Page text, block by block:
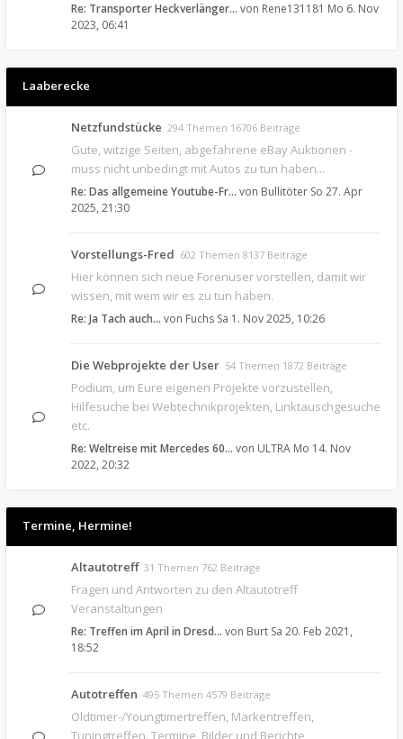
Re: Transporter Heckverlänger… von Rene131181 Mo 6. Nov
2023, 06:41
Laaberecke
Netzfundstücke 294 Themen 16706 Beiträge
Gute, witzige Seiten, abgefahrene eBay Auktionen -
muss nicht unbedingt mit Autos zu tun haben...
Re: Das allgemeine Youtube-Fr… von Bullitöter So 27. Apr
2025, 21:30
Vorstellungs-Fred 602 Themen 8137 Beiträge
Hier können sich neue Forenuser vorstellen, damit wir
wissen, mit wem wir es zu tun haben.
Re: Ja Tach auch... von Fuchs Sa 1. Nov 2025, 10:26
Die Webprojekte der User 54 Themen 1872 Beiträge
Podium, um Eure eigenen Projekte vorzustellen,
Hilfesuche bei Webtechnikprojekten, Linktauschgesuche
etc.
Re: Weltreise mit Mercedes 60… von ULTRA Mo 14. Nov
2022, 20:32
Termine, Hermine!
Altautotreff 31 Themen 762 Beiträge
Fragen und Antworten zu den Altautotreff
Veranstaltungen
Re: Treffen im April in Dresd… von Burt Sa 20. Feb 2021,
18:52
Autotreffen 495 Themen 4579 Beiträge
Oldtimer-/Youngtimertreffen, Markentreffen,
Tuningtreffen. Termine, Bilder und Berichte